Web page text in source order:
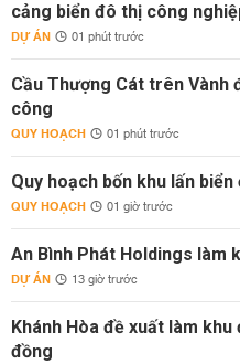
cảng biển đô thị công
DỰ ÁN 01 phút trước
Cầu Thượng Cát trên Vành
công
QUY HOẠCH 01 phút trước
Quy hoạch bốn khu lấn biển
QUY HOẠCH 01 giờ trước
An Bình Phát Holdings làm
DỰ ÁN 13 giờ trước
Khánh Hòa đề xuất làm
đồng